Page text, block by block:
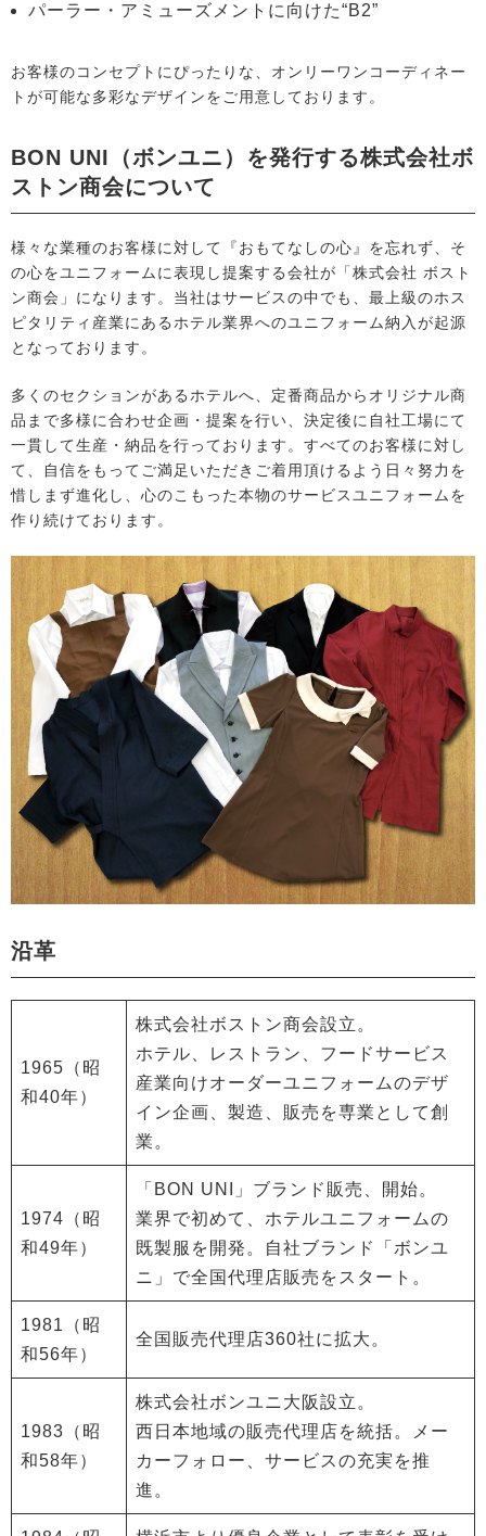
パーラー・アミューズメントに向けた“B2”
お客様のコンセプトにぴったりな、オンリーワンコーディネー
トが可能な多彩なデザインをご用意しております。
BON UNI（ボンユニ）を発行する株式会社ボ
ストン商会について
様々な業種のお客様に対して『おもてなしの心』を忘れず、そ
の心をユニフォームに表現し提案する会社が「株式会社 ボスト
ン商会」になります。当社はサービスの中でも、最上級のホス
ピタリティ産業にあるホテル業界へのユニフォーム納入が起源
となっております。
多くのセクションがあるホテルへ、定番商品からオリジナル商
品まで多様に合わせ企画・提案を行い、決定後に自社工場にて
一貫して生産・納品を行っております。すべてのお客様に対し
て、自信をもってご満足いただきご着用頂けるよう日々努力を
惜しまず進化し、心のこもった本物のサービスユニフォームを
作り続けております。
沿革
1965（昭
和40年）
株式会社ボストン商会設立。
ホテル、レストラン、フードサービス
産業向けオーダーユニフォームのデザ
イン企画、製造、販売を専業として創
業。
1974（昭
和49年）
「BON UNI」ブランド販売、開始。
業界で初めて、ホテルユニフォームの
既製服を開発。自社ブランド「ボンユ
ニ」で全国代理店販売をスタート。
1981（昭
和56年）
全国販売代理店360社に拡大。
1983（昭
和58年）
株式会社ボンユニ大阪設立。
西日本地域の販売代理店を統括。メー
カーフォロー、サービスの充実を推
進。